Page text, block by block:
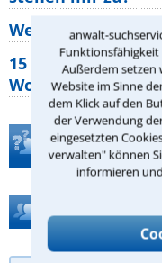
anwalt-
Funktionsfähigkeit
Außerdem setzen
Website im Sinne
dem Klick auf den
der Verwendung
eingesetzten
verwalten" können
informieren
Wer muss
15 elementare
Teste